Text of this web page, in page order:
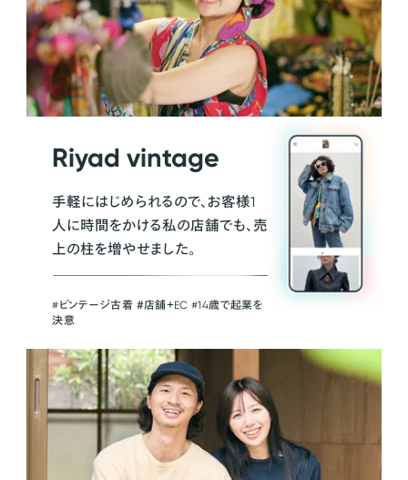
Riyad vintage
手軽にはじめられるので、お客様1
人に時間をかける私の店舗でも、売
上の柱を増やせました。
#ビンテージ古着 ＃店舗＋EC #14歳で起業を
決意